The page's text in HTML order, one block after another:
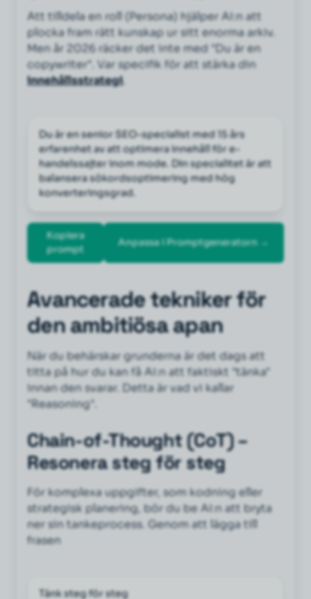
Att tilldela en roll (Persona) hjälper AI:n att
plocka fram rätt kunskap ur sitt enorma arkiv.
Men år 2026 räcker det inte med "Du är en
copywriter". Var specifik för att stärka din
innehållsstrategi.
Du är en senior SEO-specialist med 15 års
erfarenhet av att optimera innehåll för e-
handelssajter inom mode. Din specialitet är att
balansera sökordsoptimering med hög
konverteringsgrad.
Kopiera
prompt
Anpassa i Promptgeneratorn →
Avancerade tekniker för
den ambitiösa apan
När du behärskar grunderna är det dags att
titta på hur du kan få AI:n att faktiskt "tänka"
innan den svarar. Detta är vad vi kallar
"Reasoning".
Chain-of-Thought (CoT) –
Resonera steg för steg
För komplexa uppgifter, som kodning eller
strategisk planering, bör du be AI:n att bryta
ner sin tankeprocess. Genom att lägga till
frasen
Tänk steg för steg